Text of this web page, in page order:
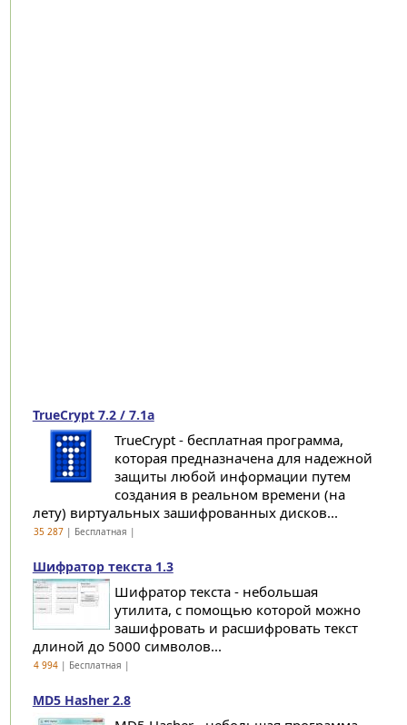
TrueCrypt 7.2 / 7.1a
TrueCrypt - бесплатная программа,
которая предназначена для надежной
защиты любой информации путем
создания в реальном времени (на
лету) виртуальных зашифрованных дисков...
35 287| Бесплатная |
Шифратор текста 1.3
Шифратор текста - небольшая
утилита, с помощью которой можно
зашифровать и расшифровать текст
длиной до 5000 символов...
4 994| Бесплатная |
MD5 Hasher 2.8